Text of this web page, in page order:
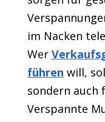
im Nacken
Wer
führen will,
sondern auch
Verspannte